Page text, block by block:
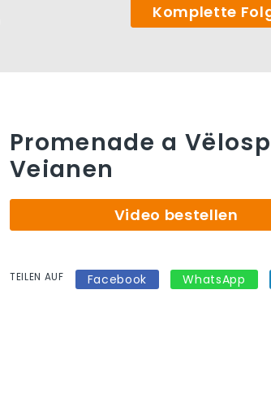
Komplette
Promenade a
Veianen
Video bestellen
TEILEN AUF Facebook WhatsApp